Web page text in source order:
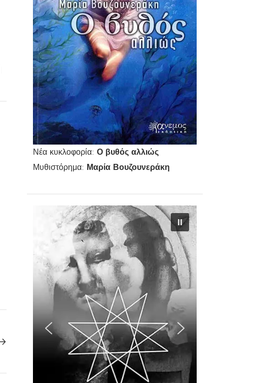
Νέα κυκλοφορία:Ο βυθός αλλιώς
Μυθιστόρημα: Μαρία Βουζουνεράκη